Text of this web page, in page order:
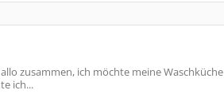
zusammen, ich möchte meine Waschküche
ich...